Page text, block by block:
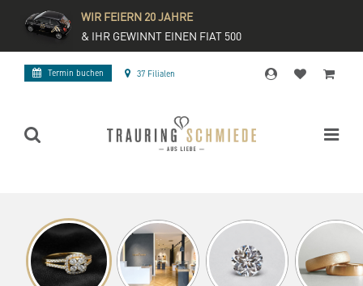
WIR FEIERN 20 JAHRE
& IHR GEWINNT EINEN FIAT 500
Termin buchen 37 Filialen